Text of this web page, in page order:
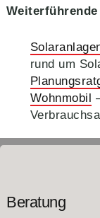
Weiterführende
rund um
Wohnmobil
Beratung